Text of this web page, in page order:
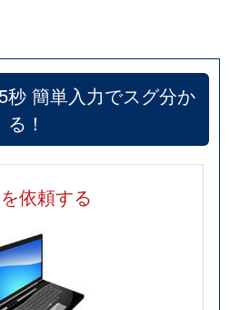
秒 簡単入力でスグ分か
る！
依頼する